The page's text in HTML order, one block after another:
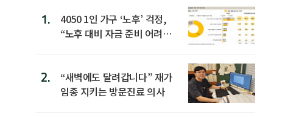
1.
4050 1인 가구 ‘노후’ 걱정,
“노후 대비 자금 준비 어려
2.
“새벽에도 달려갑니다” 재가
임종 지키는 방문진료 의사